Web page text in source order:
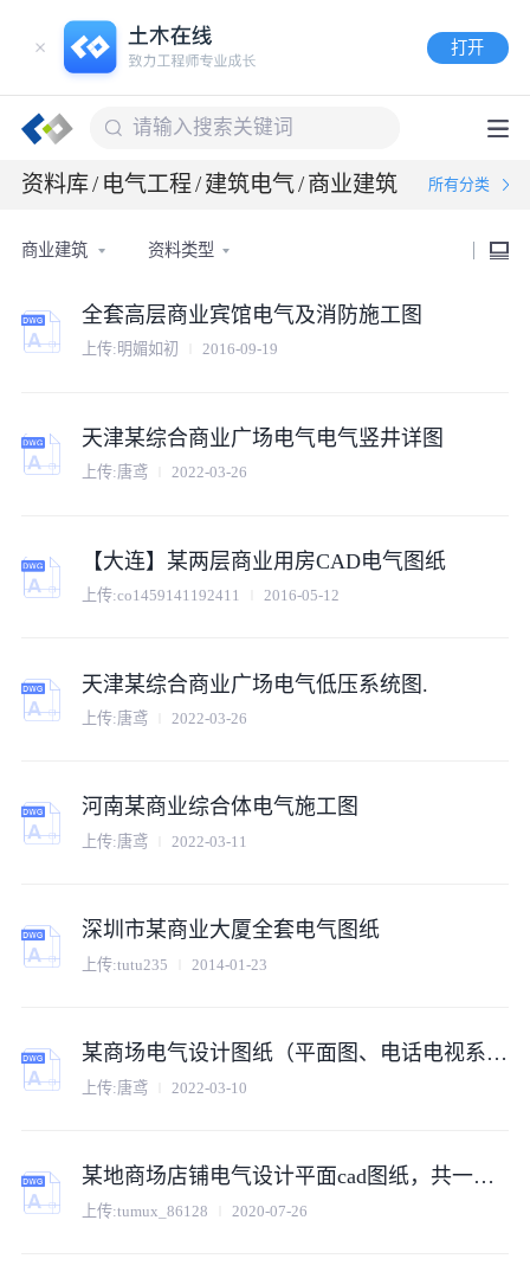
打开
资料库/ 电气工程/建筑电气/商业建筑 所有分类
商业建筑 资料类型
全套高层商业宾馆电气及消防施工图
上传:明媚如初 2016-09-19
天津某综合商业广场电气电气竖井详图
上传:唐鸢 2022-03-26
【大连】某两层商业用房CAD电气图纸
上传:co1459141192411 2016-05-12
天津某综合商业广场电气低压系统图.
上传:唐鸢 2022-03-26
河南某商业综合体电气施工图
上传:唐鸢 2022-03-11
深圳市某商业大厦全套电气图纸
上传:tutu235 2014-01-23
某商场电气设计图纸（平面图、电话电视系统图，网络可视对讲系统图）
上传:唐鸢 2022-03-10
某地商场店铺电气设计平面cad图纸，共一份资料
上传:tumux_86128 2020-07-26